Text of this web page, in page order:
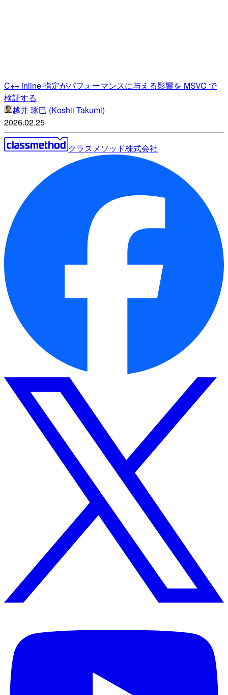
C++ inline 指定がパフォーマンスに与える影響を MSVC で
検証する
越井 琢巳 (Koshii Takumi)
2026.02.25
クラスメソッド株式会社